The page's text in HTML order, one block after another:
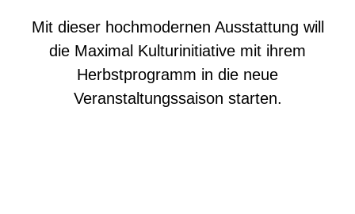
Mit dieser hochmodernen Ausstattung will
die Maximal Kulturinitiative mit ihrem
Herbstprogramm in die neue
Veranstaltungssaison starten.